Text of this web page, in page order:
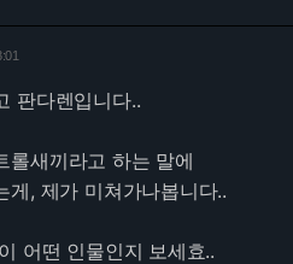
판다렌입니다..
롤새끼라고 하는 말에
게, 제가 미쳐가나봅니다..
어떤 인물인지 보세효..